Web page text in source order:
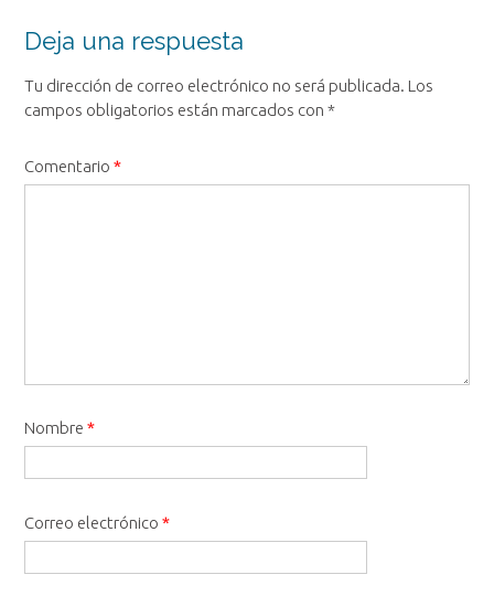
entrada
Deja una respuesta
Tu dirección de correo electrónico no será publicada. Los
campos obligatorios están marcados con *
Comentario *
Nombre *
Correo electrónico *